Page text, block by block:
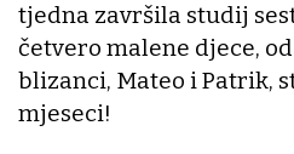
tjedna završila studij
četvero malene djece,
blizanci, Mateo i Patrik,
mjeseci!